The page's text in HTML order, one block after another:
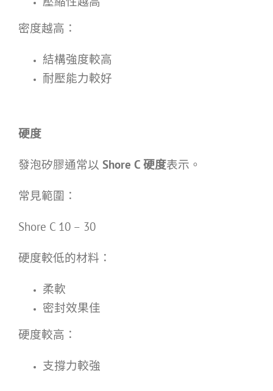
密度越高：
結構強度較高
耐壓能力較好
硬度
發泡矽膠通常以 Shore C 硬度表示。
常見範圍：
Shore C 10 – 30
硬度較低的材料：
柔軟
密封效果佳
硬度較高：
支撐力較強